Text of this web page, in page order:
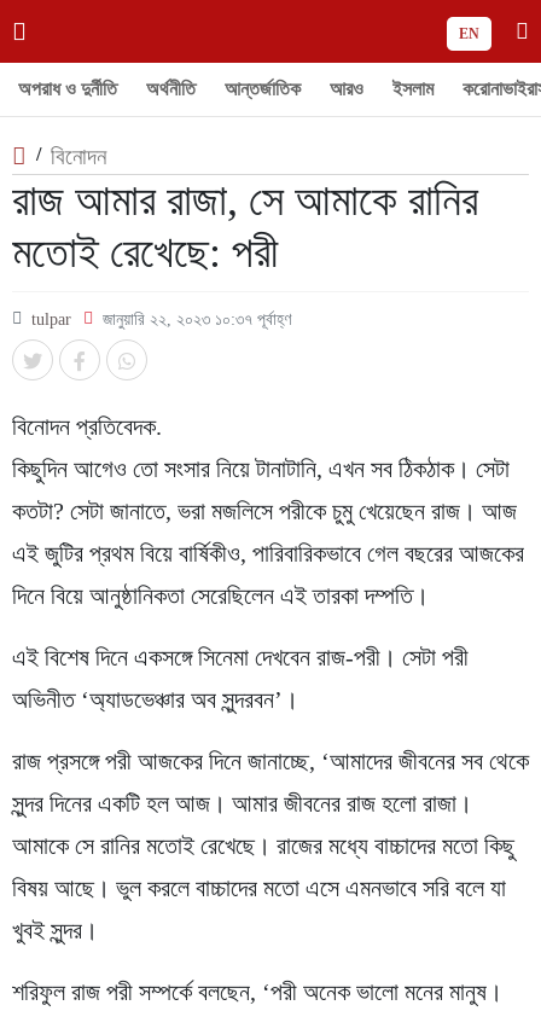
EN
অপরাধ ও দুর্নীতি অর্থনীতি আন্তর্জাতিক আরও ইসলাম
/ বিনোদন
রাজ আমার রাজা, সে আমাকে রানির
মতোই রেখেছে: পরী
tulpar জানুয়ারি ২২, ২০২৩ ১০:৩৭ পূর্বাহ্ণ
বিনোদন প্রতিবেদক.
কিছুদিন আগেও তো সংসার নিয়ে টানাটানি, এখন সব ঠিকঠাক। সেটা
কতটা? সেটা জানাতে, ভরা মজলিসে পরীকে চুমু খেয়েছেন রাজ। আজ
এই জুটির প্রথম বিয়ে বার্ষিকীও, পারিবারিকভাবে গেল বছরের আজকের
দিনে বিয়ে আনুষ্ঠানিকতা সেরেছিলেন এই তারকা দম্পতি।
এই বিশেষ দিনে একসঙ্গে সিনেমা দেখবেন রাজ-পরী। সেটা পরী
অভিনীত ‘অ্যাডভেঞ্চার অব সুন্দরবন’।
রাজ প্রসঙ্গে পরী আজকের দিনে জানাচ্ছে, ‘আমাদের জীবনের সব থেকে
সুন্দর দিনের একটি হল আজ। আমার জীবনের রাজ হলো রাজা।
আমাকে সে রানির মতোই রেখেছে। রাজের মধ্যে বাচ্চাদের মতো কিছু
বিষয় আছে। ভুল করলে বাচ্চাদের মতো এসে এমনভাবে সরি বলে যা
খুবই সুন্দর।
শরিফুল রাজ পরী সম্পর্কে বলছেন, ‘পরী অনেক ভালো মনের মানুষ।